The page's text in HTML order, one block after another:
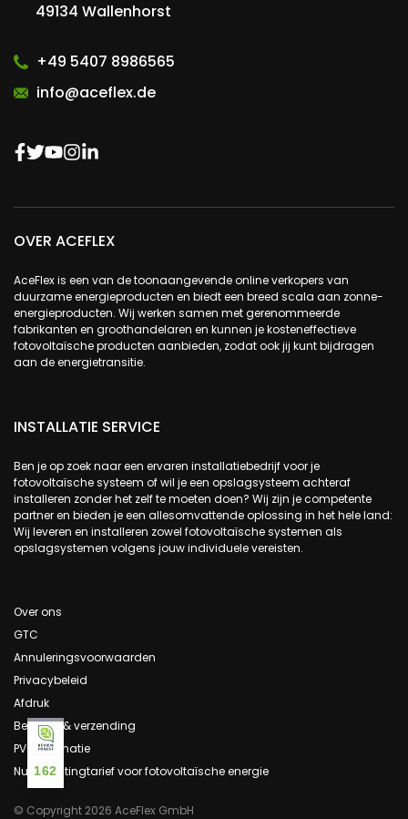
49134 Wallenhorst
+49 5407 8986565
info@aceflex.de
OVER ACEFLEX
AceFlex is een van de toonaangevende online verkopers van
duurzame energieproducten en biedt een breed scala aan zonne-
energieproducten. Wij werken samen met gerenommeerde
fabrikanten en groothandelaren en kunnen je kosteneffectieve
fotovoltaïsche producten aanbieden, zodat ook jij kunt bijdragen
aan de energietransitie.
INSTALLATIE SERVICE
Ben je op zoek naar een ervaren installatiebedrijf voor je
fotovoltaïsche systeem of wil je een opslagsysteem achteraf
installeren zonder het zelf te moeten doen? Wij zijn je competente
partner en bieden je een allesomvattende oplossing in het hele land:
Wij leveren en installeren zowel fotovoltaïsche systemen als
opslagsystemen volgens jouw individuele vereisten.
Over ons
GTC
Annuleringsvoorwaarden
Privacybeleid
Afdruk
Betaling & verzending
PV-informatie
Nul belastingtarief voor fotovoltaïsche energie
© Copyright 2026 AceFlex GmbH
162